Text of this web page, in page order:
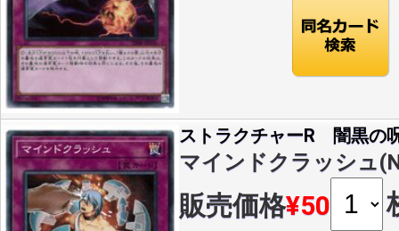
ストラクチャーR 闇黒の
マインドクラッシュ
販売価格¥50